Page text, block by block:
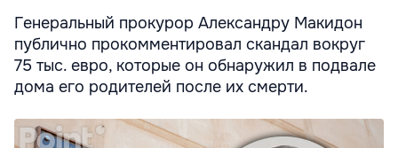
Генеральный прокурор Александру Макидон
публично прокомментировал скандал вокруг
75 тыс. евро, которые он обнаружил в подвале
дома его родителей после их смерти.